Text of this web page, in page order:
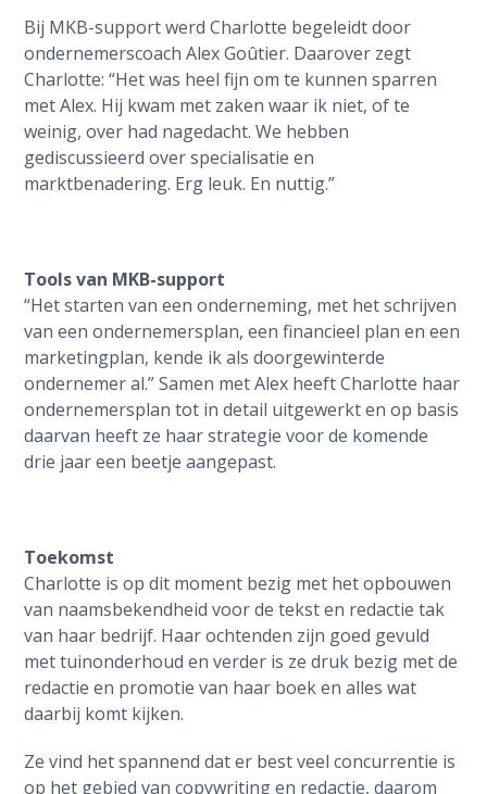
Bij MKB-support werd Charlotte begeleidt door
ondernemerscoach Alex Goûtier. Daarover zegt
Charlotte: “Het was heel fijn om te kunnen sparren
met Alex. Hij kwam met zaken waar ik niet, of te
weinig, over had nagedacht. We hebben
gediscussieerd over specialisatie en
marktbenadering. Erg leuk. En nuttig.”
Tools van MKB-support
“Het starten van een onderneming, met het schrijven
van een ondernemersplan, een financieel plan en een
marketingplan, kende ik als doorgewinterde
ondernemer al.” Samen met Alex heeft Charlotte haar
ondernemersplan tot in detail uitgewerkt en op basis
daarvan heeft ze haar strategie voor de komende
drie jaar een beetje aangepast.
Toekomst
Charlotte is op dit moment bezig met het opbouwen
van naamsbekendheid voor de tekst en redactie tak
van haar bedrijf. Haar ochtenden zijn goed gevuld
met tuinonderhoud en verder is ze druk bezig met de
redactie en promotie van haar boek en alles wat
daarbij komt kijken.
Ze vind het spannend dat er best veel concurrentie is
op het gebied van copywriting en redactie, daarom